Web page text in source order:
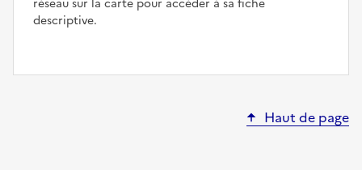
descriptive.
Haut de page